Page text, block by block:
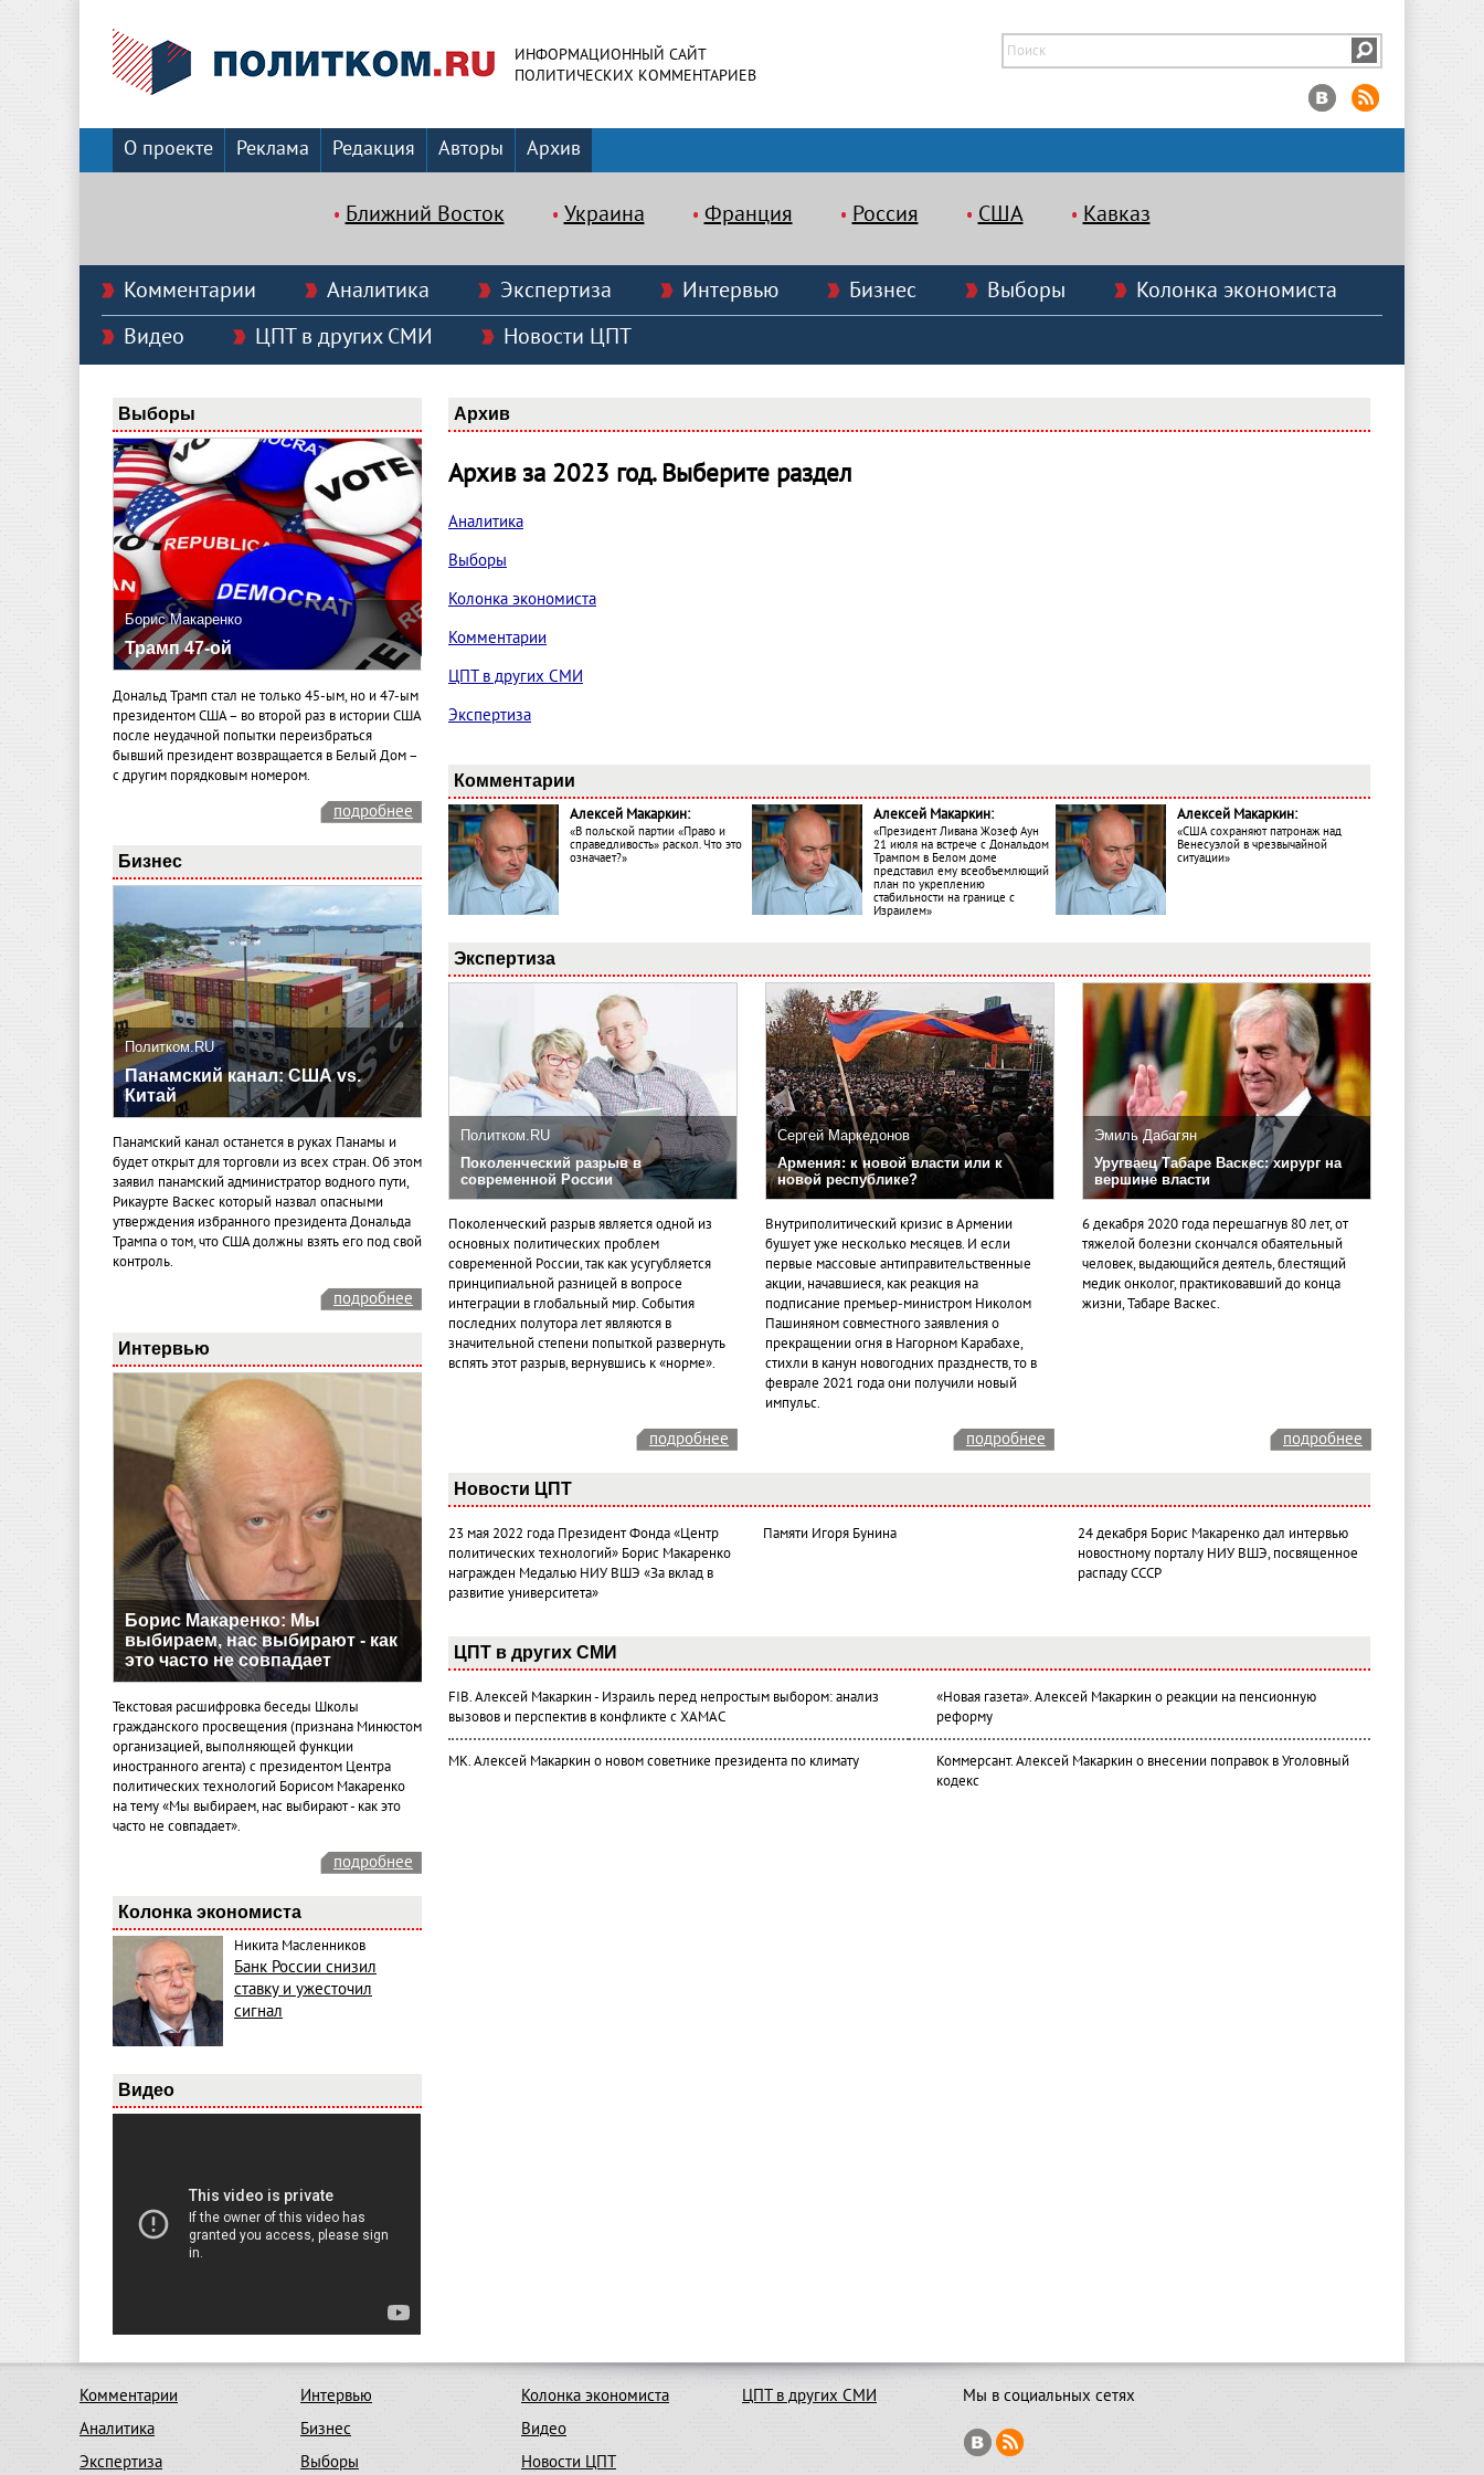
ИНФОРМАЦИОННЫЙ САЙТ
ПОЛИТИЧЕСКИХ КОММЕНТАРИЕВ
О проекте Реклама Редакция Авторы Архив
Ближний Восток Украина Франция Россия США Кавказ
Комментарии Аналитика Экспертиза Интервью Бизнес Выборы
Колонка экономиста
Видео
ЦПТ в других СМИ Новости ЦПТ
Выборы
Борис Макаренко
Трамп 47-ой
Дональд Трамп стал не только 45-ым, но и 47-ым
президентом США – во второй раз в истории США
после неудачной попытки переизбраться
бывший президент возвращается в Белый Дом –
с другим порядковым номером.
подробнее
Бизнес
Политком.RU
Панамский канал: США vs.
Китай
Панамский канал останется в руках Панамы и
будет открыт для торговли из всех стран. Об этом
заявил панамский администратор водного пути,
Рикаурте Васкес который назвал опасными
утверждения избранного президента Дональда
Трампа о том, что США должны взять его под свой
контроль.
подробнее
Интервью
Борис Макаренко: Мы
выбираем, нас выбирают - как
это часто не совпадает
Текстовая расшифровка беседы Школы
гражданского просвещения (признана Минюстом
организацией, выполняющей функции
иностранного агента) с президентом Центра
политических технологий Борисом Макаренко
на тему «Мы выбираем, нас выбирают - как это
часто не совпадает».
подробнее
Колонка экономиста
Никита Масленников
Банк России снизил
ставку и ужесточил
сигнал
Видео
Архив
Архив за 2023 год. Выберите раздел
Аналитика
Выборы
Колонка экономиста
Комментарии
ЦПТ в других СМИ
Экспертиза
Комментарии
Алексей Макаркин:
«В польской партии «Право и
справедливость» раскол. Что это
означает?»
Алексей Макаркин:
«Президент Ливана Жозеф Аун
21 июля на встрече с Дональдом
Трампом в Белом доме
представил ему всеобъемлющий
план по укреплению
стабильности на границе с
Израилем»
Алексей Макаркин:
«США сохраняют патронаж над
Венесуэлой в чрезвычайной
ситуации»
Экспертиза
Политком.RU
Поколенческий разрыв в
современной России
Поколенческий разрыв является одной из
основных политических проблем
современной России, так как усугубляется
принципиальной разницей в вопросе
интеграции в глобальный мир. События
последних полутора лет являются в
значительной степени попыткой развернуть
вспять этот разрыв, вернувшись к «норме».
Сергей Маркедонов
Армения: к новой власти или к
новой республике?
Внутриполитический кризис в Армении
бушует уже несколько месяцев. И если
первые массовые антиправительственные
акции, начавшиеся, как реакция на
подписание премьер-министром Николом
Пашиняном совместного заявления о
прекращении огня в Нагорном Карабахе,
стихли в канун новогодних празднеств, то в
феврале 2021 года они получили новый
импульс.
Эмиль Дабагян
Уругваец Табаре Васкес: хирург на
вершине власти
6 декабря 2020 года перешагнув 80 лет, от
тяжелой болезни скончался обаятельный
человек, выдающийся деятель, блестящий
медик онколог, практиковавший до конца
жизни, Табаре Васкес.
подробнее подробнее подробнее
Новости ЦПТ
23 мая 2022 года Президент Фонда «Центр
политических технологий» Борис Макаренко
награжден Медалью НИУ ВШЭ «За вклад в
развитие университета»
Памяти Игоря Бунина
24 декабря Борис Макаренко дал интервью
новостному порталу НИУ ВШЭ, посвященное
распаду СССР
ЦПТ в других СМИ
FIB. Алексей Макаркин - Израиль перед непростым выбором: анализ
вызовов и перспектив в конфликте с ХАМАС
«Новая газета». Алексей Макаркин о реакции на пенсионную
реформу
МК. Алексей Макаркин о новом советнике президента по климату
Коммерсант. Алексей Макаркин о внесении поправок в Уголовный
кодекс
Комментарии
Аналитика
Экспертиза
Интервью
Бизнес
Выборы
Колонка экономиста
Видео
Новости ЦПТ
ЦПТ в других СМИ Мы в социальных сетях